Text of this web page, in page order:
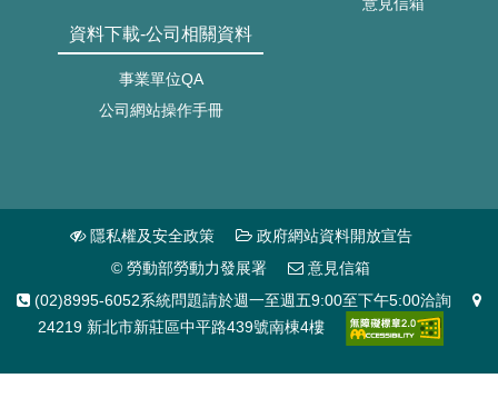
資料下載-公司相關資料
事業單位QA
公司網站操作手冊
隱私權及安全政策
政府網站資料開放宣告
© 勞動部勞動力發展署
意見信箱
(02)8995-6052系統問題請於週一至週五9:00至下午5:00洽詢
24219 新北市新莊區中平路439號南棟4樓